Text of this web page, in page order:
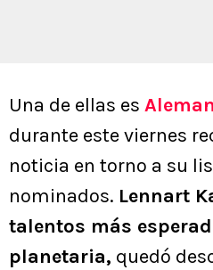
Una de ellas es
durante este viernes
noticia en torno a su
nominados. Lennart
talentos más
planetaria, quedó